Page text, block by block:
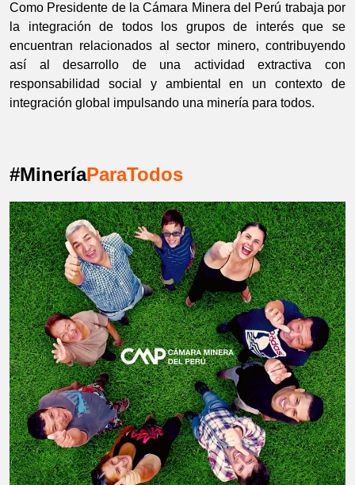
Como Presidente de la Cámara Minera del Perú trabaja por
la integración de todos los grupos de interés que se
encuentran relacionados al sector minero, contribuyendo
así al desarrollo de una actividad extractiva con
responsabilidad social y ambiental en un contexto de
integración global impulsando una minería para todos.
#MineríaParaTodos